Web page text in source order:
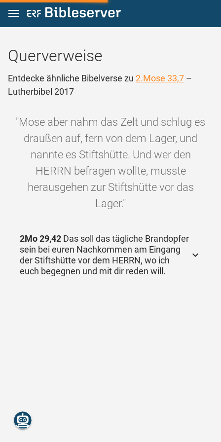
Zum Inhalt springen
Querverweise
Entdecke ähnliche Bibelverse zu 2.Mose 33,7 –
Lutherbibel 2017
"Mose aber nahm das Zelt und schlug es
draußen auf, fern von dem Lager, und
nannte es Stiftshütte. Und wer den
HERRN befragen wollte, musste
herausgehen zur Stiftshütte vor das
Lager."
2Mo 29,42 Das soll das tägliche Brandopfer
sein bei euren Nachkommen am Eingang
der Stiftshütte vor dem HERRN, wo ich
euch begegnen und mit dir reden will.